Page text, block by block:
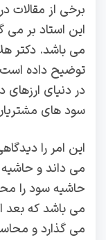
برخی از مقالات
این استاد بر می
می باشد. دکتر
توضیح داده
در دنیای
سود های
این امر را
می داند و
حاشیه سود را
می باشد که بعد
می گذارد و